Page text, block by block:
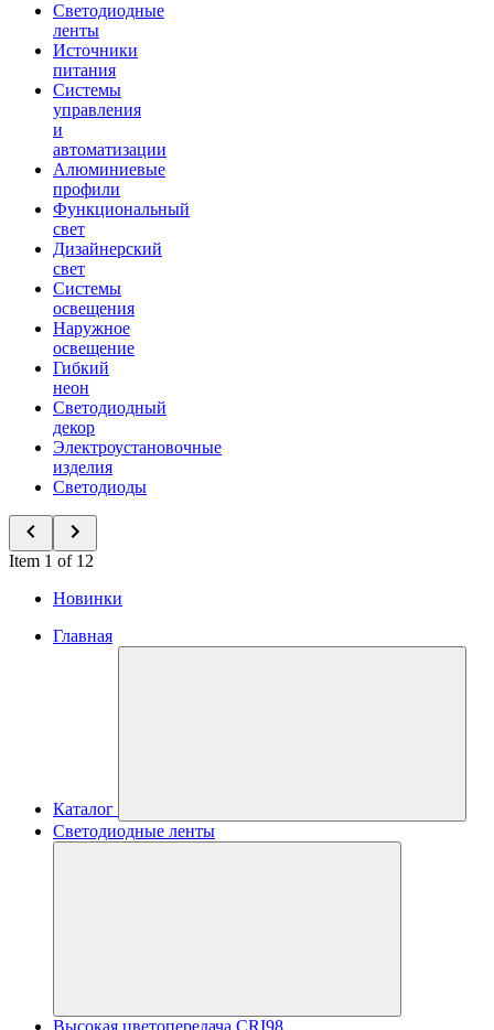
Светодиодные
ленты
Источники
питания
Системы
управления
и
автоматизации
Алюминиевые
профили
Функциональный
свет
Дизайнерский
свет
Системы
освещения
Наружное
освещение
Гибкий
неон
Светодиодный
декор
Электроустановочные
изделия
Светодиоды
Item 1 of 12
Новинки
Главная
Каталог
Светодиодные ленты
Высокая цветопередача CRI98